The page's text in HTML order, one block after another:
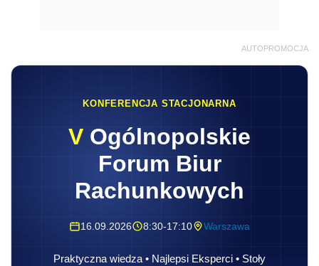
AUTOPROMOCJA
KONFERENCJA STACJONARNA
V Ogólnopolskie
Forum Biur
Rachunkowych
16.09.2026 8:30-17:10 Warszawa
Praktyczna wiedza • Najlepsi Eksperci • Stoły